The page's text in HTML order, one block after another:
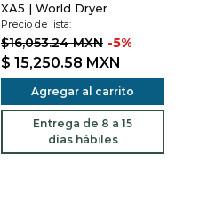
XA5 | World Dryer
Precio de lista:
$16,053.24 MXN -5%
$ 15,250.58 MXN
Agregar al carrito
Entrega de 8 a 15
días hábiles